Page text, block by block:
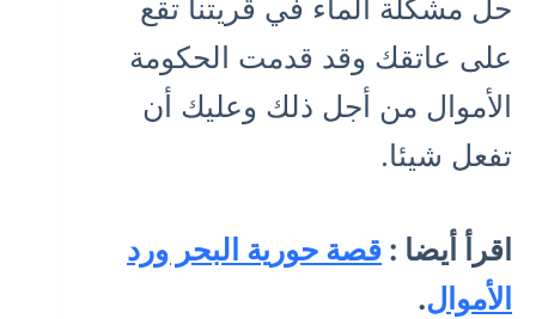
حل مشكلة الماء في قريتنا تقع
على عاتقك وقد قدمت الحكومة
الأموال من أجل ذلك وعليك أن
تفعل شيئا.
اقرأ أيضا : قصة حورية البحر ورد
الأموال.